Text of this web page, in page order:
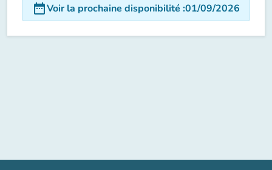
date_rangeVoir la prochaine disponibilité :01/09/2026